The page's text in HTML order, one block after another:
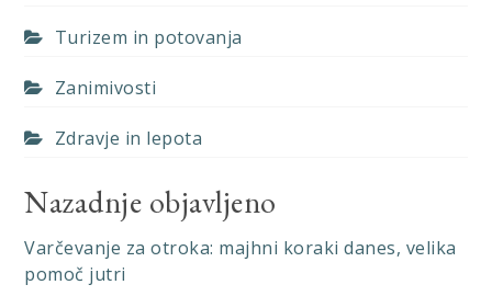
Turizem in potovanja
Zanimivosti
Zdravje in lepota
Nazadnje objavljeno
Varčevanje za otroka: majhni koraki danes, velika
pomoč jutri